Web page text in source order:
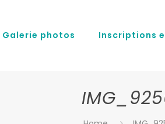
Galerie photos Inscriptions